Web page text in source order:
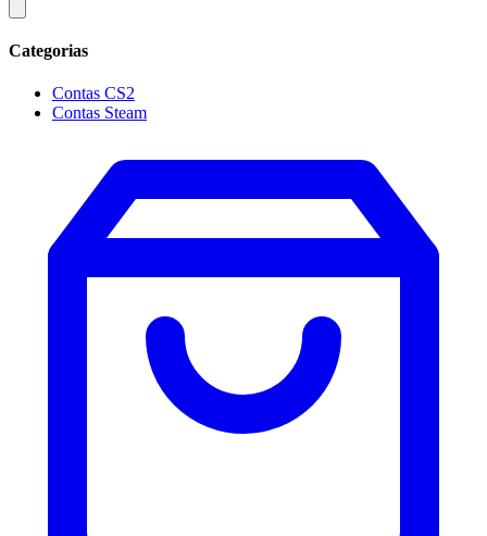
Categorias
Contas CS2
Contas Steam